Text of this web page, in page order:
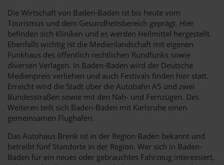
Die Wirtschaft von Baden-Baden ist bis heute vom
Tourismus und dem Gesundheitsbereich geprägt. Hier
befinden sich Kliniken und es werden Heilmittel hergestellt.
Ebenfalls wichtig ist die Medienlandschaft mit eigenen
Funkhaus des öffentlich rechtlichen Rundfunks sowie
diversen Verlagen. In Baden-Baden wird der Deutsche
Medienpreis verliehen und auch Festivals finden hier statt.
Erreicht wird die Stadt über die Autobahn A5 und zwei
Bundesstraßen sowie mit den Nah- und Fernzügen. Des
Weiteren teilt sich Baden-Baden mit Karlsruhe einen
gemeinsamen Flughafen.
Das Autohaus Brenk ist in der Region Baden bekannt und
betreibt fünf Standorte in der Region. Wer sich in Baden-
Baden für ein neues oder gebrauchtes Fahrzeug interessiert,